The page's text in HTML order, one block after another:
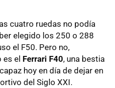
cuatro ruedas no podía
elegido los 250 o 288
el F50. Pero no,
el Ferrari F40, una bestia
hoy en día de dejar en
del Siglo XXI.